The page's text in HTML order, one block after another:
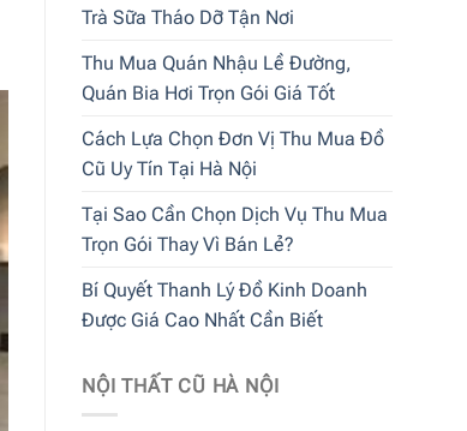
Trà Sữa Tháo Dỡ Tận Nơi
Thu Mua Quán Nhậu Lề Đường,
Quán Bia Hơi Trọn Gói Giá Tốt
Cách Lựa Chọn Đơn Vị Thu Mua Đồ
Cũ Uy Tín Tại Hà Nội
Tại Sao Cần Chọn Dịch Vụ Thu Mua
Trọn Gói Thay Vì Bán Lẻ?
Bí Quyết Thanh Lý Đồ Kinh Doanh
Được Giá Cao Nhất Cần Biết
NỘI THẤT CŨ HÀ NỘI